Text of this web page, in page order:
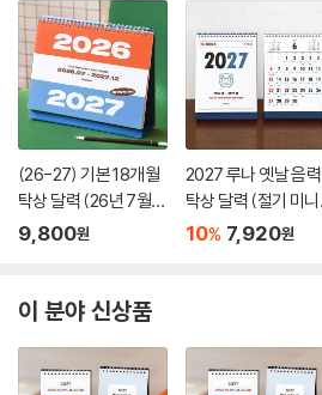
(26-27) 기본 18개월
탁상 달력 (26년 7월~
27년 12월)
9,800원
2027 루나 옛날 음력
탁상 달력 (절기 미니
데스크 캘린더)
10% 7,920원
이 분야 신상품